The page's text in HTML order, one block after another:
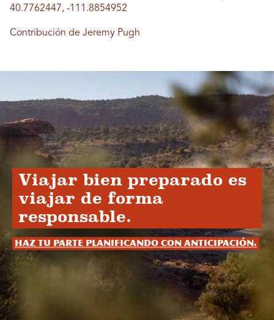
40.7762447, -111.8854952
Contribución de Jeremy Pugh
Viajar bien preparado es
viajar de forma
responsable.
Haz tu parte planificando con anticipación.